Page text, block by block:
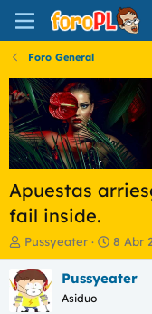
Foro General
Apuestas
fail inside.
I
n
i
c
i
Pussyeater
F
e
c
8 Abr
Pussyeater
Asiduo